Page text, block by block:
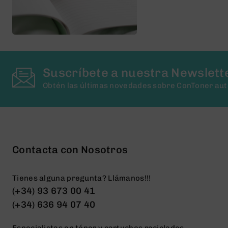
Suscríbete a nuestra
Obtén las últimas novedades sobre ConToner
Contacta con Nosotros
Tienes alguna pregunta? Llámanos!!!
(+34) 93 673 00 41
(+34) 636 94 07 40